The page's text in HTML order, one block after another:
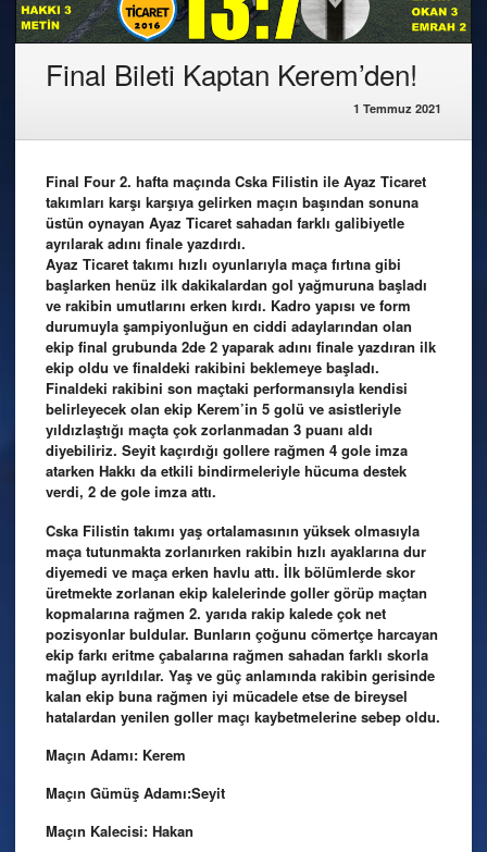
Final Bileti Kaptan Kerem’den!
1 Temmuz 2021
Final Four 2. hafta maçında Cska Filistin ile Ayaz Ticaret
takımları karşı karşıya gelirken maçın başından sonuna
üstün oynayan Ayaz Ticaret sahadan farklı galibiyetle
ayrılarak adını finale yazdırdı.
Ayaz Ticaret takımı hızlı oyunlarıyla maça fırtına gibi
başlarken henüz ilk dakikalardan gol yağmuruna başladı
ve rakibin umutlarını erken kırdı. Kadro yapısı ve form
durumuyla şampiyonluğun en ciddi adaylarından olan
ekip final grubunda 2de 2 yaparak adını finale yazdıran ilk
ekip oldu ve finaldeki rakibini beklemeye başladı.
Finaldeki rakibini son maçtaki performansıyla kendisi
belirleyecek olan ekip Kerem’in 5 golü ve asistleriyle
yıldızlaştığı maçta çok zorlanmadan 3 puanı aldı
diyebiliriz. Seyit kaçırdığı gollere rağmen 4 gole imza
atarken Hakkı da etkili bindirmeleriyle hücuma destek
verdi, 2 de gole imza attı.
Cska Filistin takımı yaş ortalamasının yüksek olmasıyla
maça tutunmakta zorlanırken rakibin hızlı ayaklarına dur
diyemedi ve maça erken havlu attı. İlk bölümlerde skor
üretmekte zorlanan ekip kalelerinde goller görüp maçtan
kopmalarına rağmen 2. yarıda rakip kalede çok net
pozisyonlar buldular. Bunların çoğunu cömertçe harcayan
ekip farkı eritme çabalarına rağmen sahadan farklı skorla
mağlup ayrıldılar. Yaş ve güç anlamında rakibin gerisinde
kalan ekip buna rağmen iyi mücadele etse de bireysel
hatalardan yenilen goller maçı kaybetmelerine sebep oldu.
Maçın Adamı: Kerem
Maçın Gümüş Adamı:Seyit
Maçın Kalecisi: Hakan